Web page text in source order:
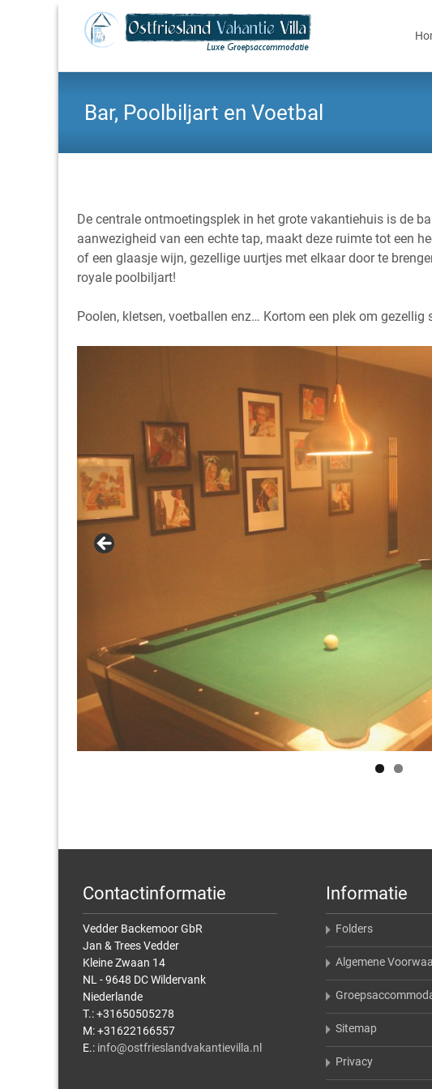
Bar, Poolbiljart en Voetbal
De centrale ontmoetingsplek in het grote vakantiehuis is de
aanwezigheid van een echte tap, maakt deze ruimte tot een
of een glaasje wijn, gezellige uurtjes met elkaar door te
royale poolbiljart!
Poolen, kletsen, voetballen enz… Kortom een plek om gezellig
Contactinformatie
Vedder Backemoor GbR
Jan & Trees Vedder
Kleine Zwaan 14
NL - 9648 DC Wildervank
Niederlande
T.: +31650505278
M: +31622166557
E.: info@ostfrieslandvakantievilla.nl
Informatie
Folders
Algemene
Sitemap
Privacy